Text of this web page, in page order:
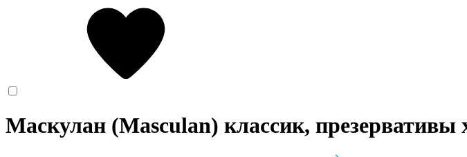
Маскулан (Masculan) классик, презервативы